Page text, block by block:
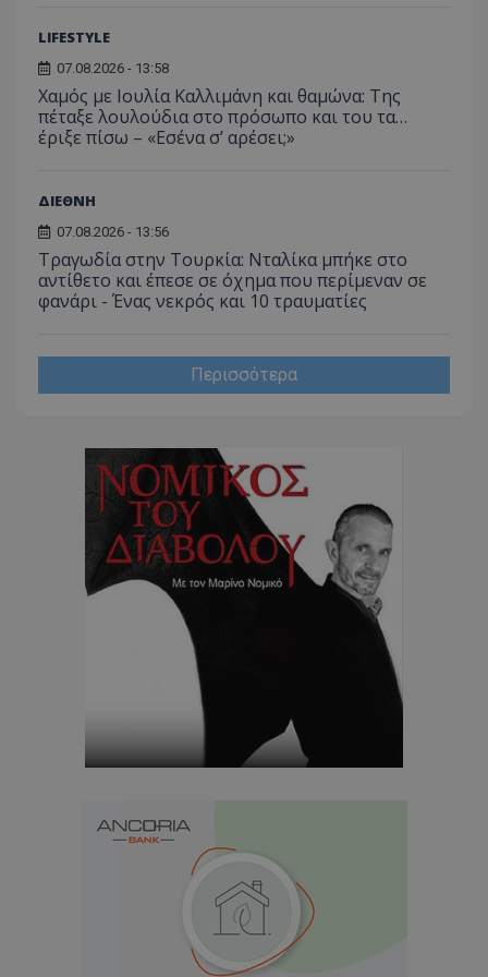
LIFESTYLE
07.08.2026 - 13:58
Χαμός με Ιουλία Καλλιμάνη και θαμώνα: Της
πέταξε λουλούδια στο πρόσωπο και του τα…
έριξε πίσω – «Εσένα σ’ αρέσει;»
ΔΙΕΘΝΗ
07.08.2026 - 13:56
Τραγωδία στην Τουρκία: Νταλίκα μπήκε στο
αντίθετο και έπεσε σε όχημα που περίμεναν σε
φανάρι - Ένας νεκρός και 10 τραυματίες
Περισσότερα
Μη ταξινομημένα
Τα απολύτως απαραίτητα cookies επιτρέπουν
βασικές λειτουργίες του ιστότοπου, όπως τη
Ονοματεπώνυμο
usprivacy
.lifenewscy.tothemaonline.com
ASP.NET_SessionId
Microsoft Corporation